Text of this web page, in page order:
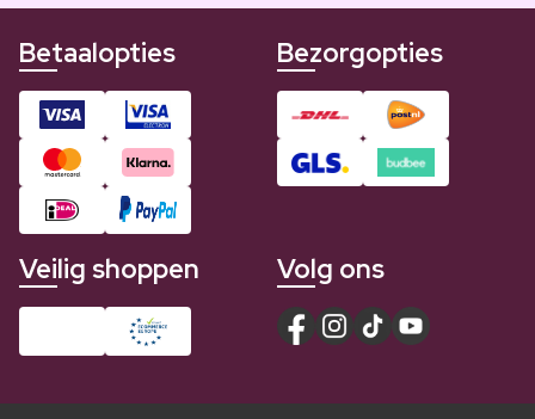
Betaalopties Bezorgopties
Veilig shoppen Volg ons